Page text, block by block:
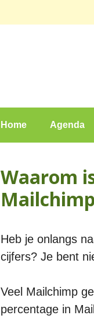
Home Agenda
Waarom
Heb je onlangs
cijfers? Je bent
Veel Mailchimp
percentage in